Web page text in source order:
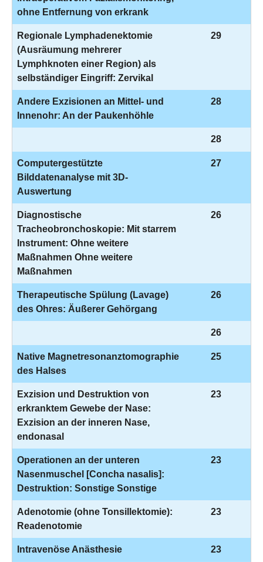
ohne Entfernung von erkrank
Regionale Lymphadenektomie
(Ausräumung mehrerer
Lymphknoten einer Region) als
selbständiger Eingriff: Zervikal
29
Andere Exzisionen an Mittel- und
Innenohr: An der Paukenhöhle
28
28
Computergestützte
Bilddatenanalyse mit 3D-
Auswertung
27
Diagnostische
Tracheobronchoskopie: Mit starrem
Instrument: Ohne weitere
Maßnahmen Ohne weitere
Maßnahmen
26
Therapeutische Spülung (Lavage)
des Ohres: Äußerer Gehörgang
26
26
Native Magnetresonanztomographie
des Halses
25
Exzision und Destruktion von
erkranktem Gewebe der Nase:
Exzision an der inneren Nase,
endonasal
23
Operationen an der unteren
Nasenmuschel [Concha nasalis]:
Destruktion: Sonstige Sonstige
23
Adenotomie (ohne Tonsillektomie):
Readenotomie
23
Intravenöse Anästhesie 23